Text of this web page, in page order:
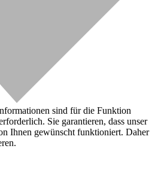
sind für die Funktion
Sie garantieren, dass unser
Ihnen gewünscht funktioniert. Daher